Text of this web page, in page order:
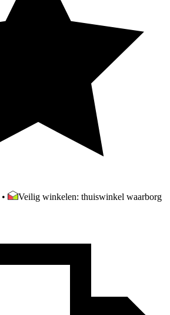
•
Veilig winkelen: thuiswinkel waarborg